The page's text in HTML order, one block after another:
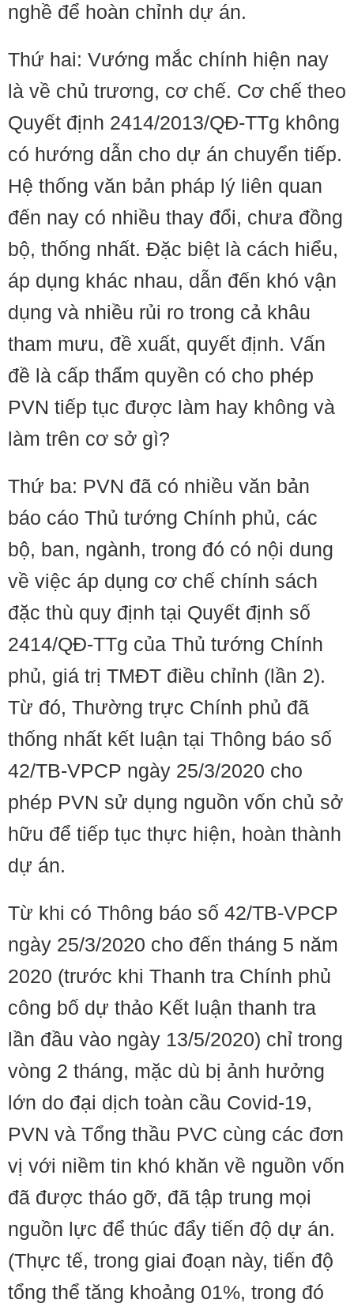
nghề để hoàn chỉnh dự án.
Thứ hai: Vướng mắc chính hiện nay
là về chủ trương, cơ chế. Cơ chế theo
Quyết định 2414/2013/QĐ-TTg không
có hướng dẫn cho dự án chuyển tiếp.
Hệ thống văn bản pháp lý liên quan
đến nay có nhiều thay đổi, chưa đồng
bộ, thống nhất. Đặc biệt là cách hiểu,
áp dụng khác nhau, dẫn đến khó vận
dụng và nhiều rủi ro trong cả khâu
tham mưu, đề xuất, quyết định. Vấn
đề là cấp thẩm quyền có cho phép
PVN tiếp tục được làm hay không và
làm trên cơ sở gì?
Thứ ba: PVN đã có nhiều văn bản
báo cáo Thủ tướng Chính phủ, các
bộ, ban, ngành, trong đó có nội dung
về việc áp dụng cơ chế chính sách
đặc thù quy định tại Quyết định số
2414/QĐ-TTg của Thủ tướng Chính
phủ, giá trị TMĐT điều chỉnh (lần 2).
Từ đó, Thường trực Chính phủ đã
thống nhất kết luận tại Thông báo số
42/TB-VPCP ngày 25/3/2020 cho
phép PVN sử dụng nguồn vốn chủ sở
hữu để tiếp tục thực hiện, hoàn thành
dự án.
Từ khi có Thông báo số 42/TB-VPCP
ngày 25/3/2020 cho đến tháng 5 năm
2020 (trước khi Thanh tra Chính phủ
công bố dự thảo Kết luận thanh tra
lần đầu vào ngày 13/5/2020) chỉ trong
vòng 2 tháng, mặc dù bị ảnh hưởng
lớn do đại dịch toàn cầu Covid-19,
PVN và Tổng thầu PVC cùng các đơn
vị với niềm tin khó khăn về nguồn vốn
đã được tháo gỡ, đã tập trung mọi
nguồn lực để thúc đẩy tiến độ dự án.
(Thực tế, trong giai đoạn này, tiến độ
tổng thể tăng khoảng 01%, trong đó